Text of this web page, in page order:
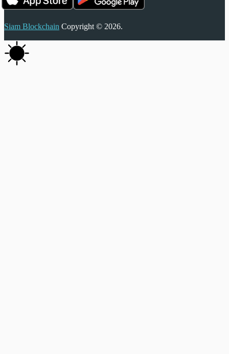
Siam Blockchain Copyright © 2026.